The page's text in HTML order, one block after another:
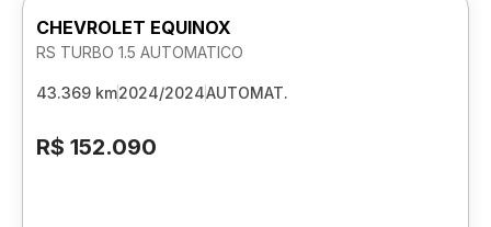
CHEVROLET EQUINOX
RS TURBO 1.5 AUTOMATICO
43.369 km2024/2024AUTOMAT.
R$ 152.090